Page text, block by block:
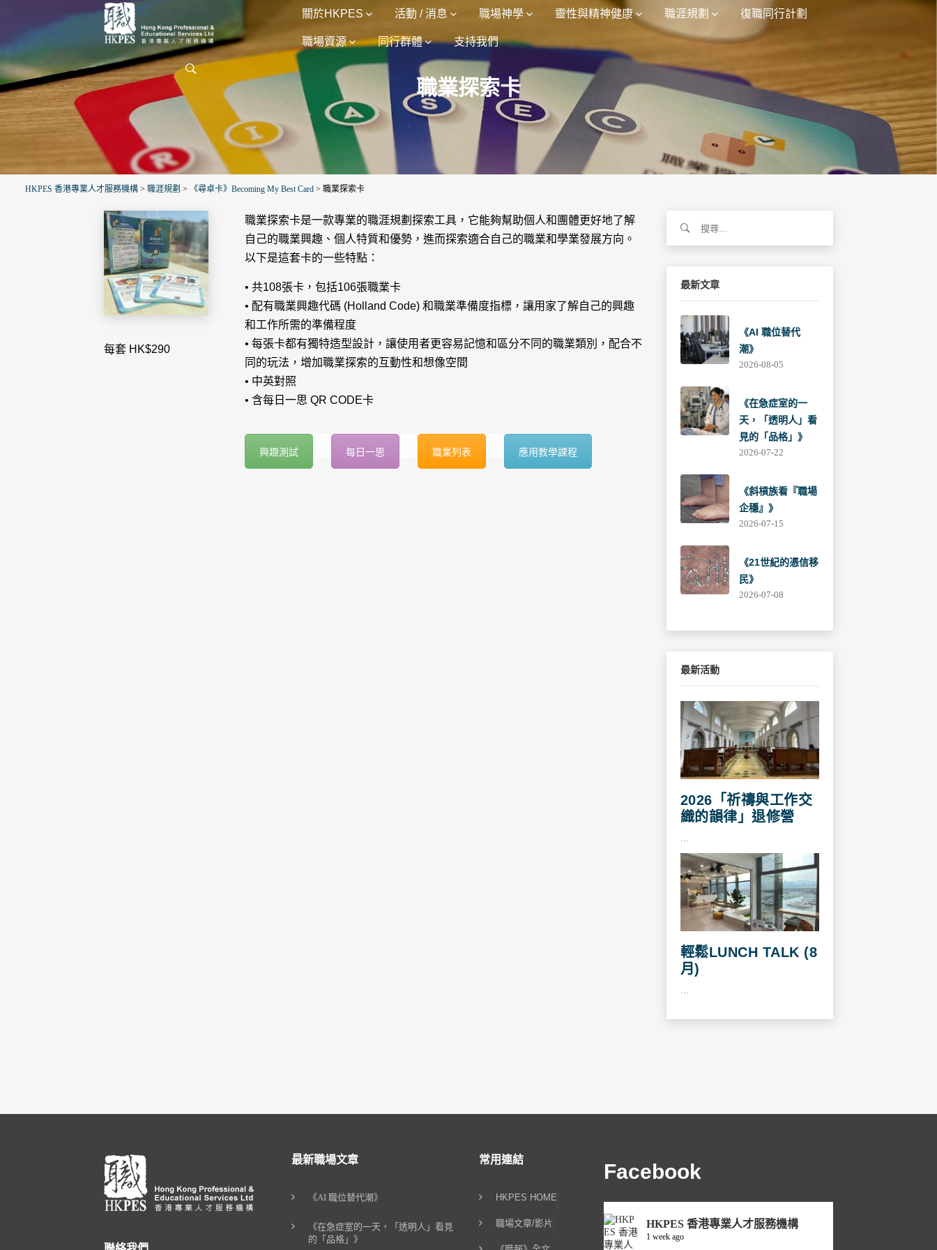
關於HKPES 活動 / 消息 職場神學 靈性與精神健康 職涯規劃 復職同行計劃
職場資源 同行群體 支持我們
職業探索卡
HKPES 香港專業人才服務機構 > 職涯規劃 > 《尋卓卡》Becoming My Best Card > 職業探索卡
每套 HK$290
職業探索卡是一款專業的職涯規劃探索工具，它能夠幫助個人和團體更好地了解
自己的職業興趣、個人特質和優勢，進而探索適合自己的職業和學業發展方向。
以下是這套卡的一些特點：
• 共108張卡，包括106張職業卡
• 配有職業興趣代碼 (Holland Code) 和職業準備度指標，讓用家了解自己的興趣
和工作所需的準備程度
• 每張卡都有獨特造型設計，讓使用者更容易記憶和區分不同的職業類別，配合不
同的玩法，增加職業探索的互動性和想像空間
• 中英對照
• 含每日一思 QR CODE卡
興趣測試 每日一思 職業列表 應用教學課程
關
最新文章
《AI 職位替代
潮》
2026-08-05
《在急症室的一
天，「透明人」看
見的「品格」》
2026-07-22
《斜槓族看『職場
企穩』》
2026-07-15
《21世紀的憑信移
民》
2026-07-08
最新活動
2026「祈禱與工作交
織的韻律」退修營
輕鬆LUNCH TALK (8
月)
最新職場文章
《AI 職位替代潮》
《在急症室的一天，「透明人」看見
的「品格」》
常用連結
HKPES HOME
職場文章/影片
Facebook
HKPES 香港專業人才服務機構
1 week ago